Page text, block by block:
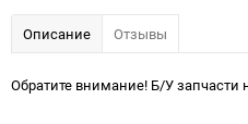
Описание Отзывы
Обратите внимание! Б/У запчасти